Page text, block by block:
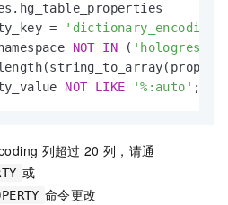
=
NOT IN ( 'hologres'
NOT LIKE '%:auto' ;
列超过 20 列，请通
或
命令更改